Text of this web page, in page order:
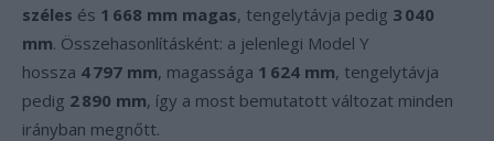
széles és 1 668 mm magas, tengelytávja pedig 3 040
mm. Összehasonlításként: a jelenlegi Model Y
hossza 4 797 mm, magassága 1 624 mm, tengelytávja
pedig 2 890 mm, így a most bemutatott változat minden
irányban megnőtt.